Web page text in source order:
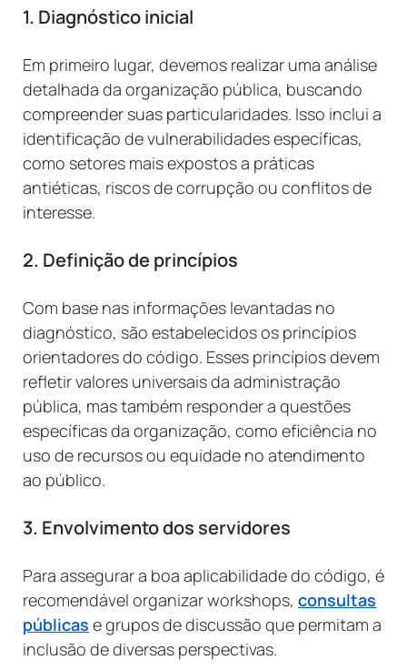
1. Diagnóstico inicial
Em primeiro lugar, devemos realizar uma análise
detalhada da organização pública, buscando
compreender suas particularidades. Isso inclui a
identificação de vulnerabilidades específicas,
como setores mais expostos a práticas
antiéticas, riscos de corrupção ou conflitos de
interesse.
2. Definição de princípios
Com base nas informações levantadas no
diagnóstico, são estabelecidos os princípios
orientadores do código. Esses princípios devem
refletir valores universais da administração
pública, mas também responder a questões
específicas da organização, como eficiência no
uso de recursos ou equidade no atendimento
ao público.
3. Envolvimento dos servidores
Para assegurar a boa aplicabilidade do código, é
recomendável organizar workshops, consultas
públicas e grupos de discussão que permitam a
inclusão de diversas perspectivas.